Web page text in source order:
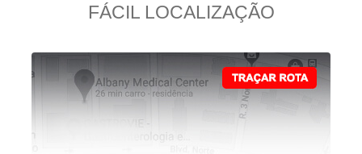
FÁCIL LOCALIZAÇÃO